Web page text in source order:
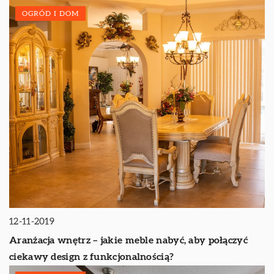
OGRÓD I DOM
12-11-2019
Aranżacja wnętrz – jakie meble nabyć, aby połączyć
ciekawy design z funkcjonalnością?